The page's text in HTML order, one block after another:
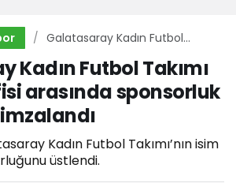
Galatasaray Kadın Futbol
sponsorluk anlaşması
imzalandı
Kadın Futbol Takımı
arasında sponsorluk
Kadın Futbol Takımı’nın isim
üstlendi.